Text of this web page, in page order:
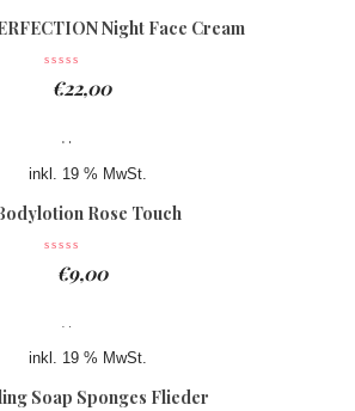
Night Face Cream
€22,00
inkl. 19 % MwSt.
Rose Touch
€9,00
inkl. 19 % MwSt.
Soap Sponges Flieder